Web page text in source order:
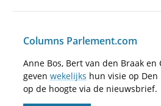
Columns Parlement.com
Anne Bos, Bert van den Braak en
geven wekelijks hun visie op Den
op de hoogte via de nieuwsbrief.